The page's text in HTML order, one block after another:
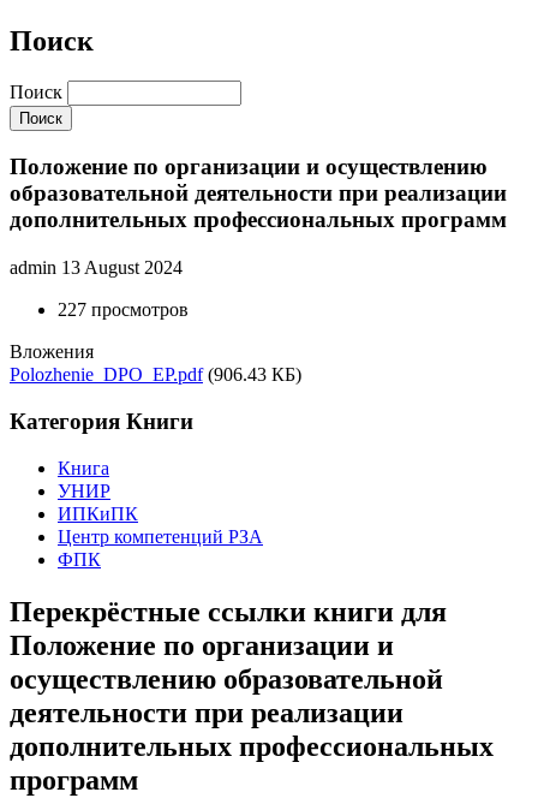
Поиск
Поиск
Положение по организации и осуществлению
образовательной деятельности при реализации
дополнительных профессиональных программ
admin 13 August 2024
227 просмотров
Вложения
Polozhenie_DPO_EP.pdf (906.43 КБ)
Категория Книги
Книга
УНИР
ИПКиПК
Центр компетенций РЗА
ФПК
Перекрёстные ссылки книги для
Положение по организации и
осуществлению образовательной
деятельности при реализации
дополнительных профессиональных
программ